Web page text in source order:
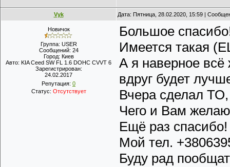
Vyk Дата: Пятница, 28.02.2020, 15:59 |
Новичок
Группа: USER
Сообщений: 24
Город: Киев
Авто: KIA Ceed SW FL 1.6 DOHC CVVT 6
Зарегистрирован:
24.02.2017
Репутация: 0
Статус: Отсутствует
Большое
Имеется такая
А я наверное всё
вдруг будет
Вчера сделал
Чего и Вам
Ещё раз спасибо!
Мой тел.
Буду рад